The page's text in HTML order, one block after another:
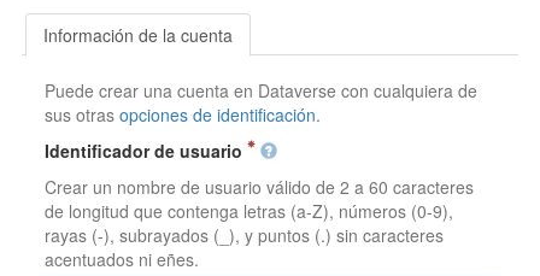
Información de la cuenta
Puede crear una cuenta en Dataverse con cualquiera de
sus otrasopciones de identificación.
Identificador de usuario
Crear un nombre de usuario válido de 2 a 60 caracteres
de longitud que contenga letras (a-Z), números (0-9),
rayas (-), subrayados (_), y puntos (.) sin caracteres
acentuados ni eñes.